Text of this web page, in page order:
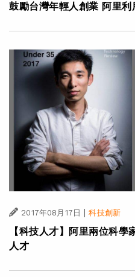
鼓勵台灣年輕人創業 阿里
2017年08月17日 | 科技創新
【科技人才】阿里兩位科
人才